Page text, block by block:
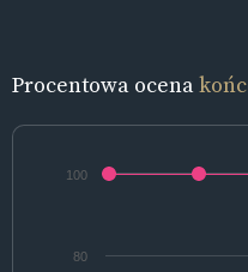
Procentowa ocena
80
100